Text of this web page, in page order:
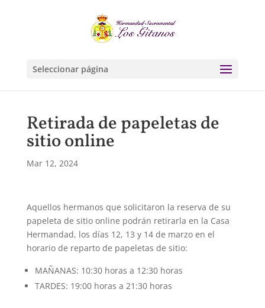
Seleccionar página
Retirada de papeletas de
sitio online
Mar 12, 2024
Aquellos hermanos que solicitaron la reserva de su
papeleta de sitio online podrán retirarla en la Casa
Hermandad, los días 12, 13 y 14 de marzo en el
horario de reparto de papeletas de sitio:
MAÑANAS: 10:30 horas a 12:30 horas
TARDES: 19:00 horas a 21:30 horas